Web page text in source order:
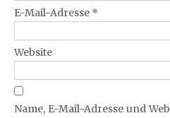
E-Mail-Adresse *
Website
Name, E-Mail-Adresse und